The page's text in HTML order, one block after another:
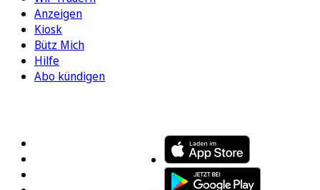
Anzeigen
Kiosk
Bütz Mich
Hilfe
Abo kündigen